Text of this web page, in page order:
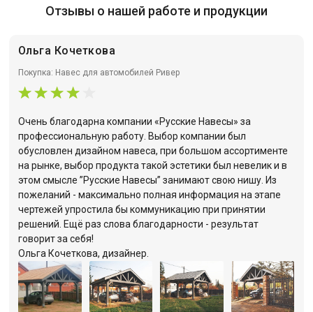
Отзывы о нашей работе и продукции
Ольга Кочеткова
Покупка: Навес для автомобилей Ривер
Очень благодарна компании «Русские Навесы» за
профессиональную работу. Выбор компании был
обусловлен дизайном навеса, при большом ассортименте
на рынке, выбор продукта такой эстетики был невелик и в
этом смысле ”Русские Навесы” занимают свою нишу. Из
пожеланий - максимально полная информация на этапе
чертежей упростила бы коммуникацию при принятии
решений. Ещё раз слова благодарности - результат
говорит за себя!
Ольга Кочеткова, дизайнер.